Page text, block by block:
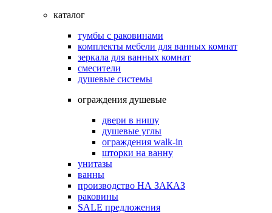
каталог
тумбы с раковинами
комплекты мебели для ванных комнат
зеркала для ванных комнат
смесители
душевые системы
ограждения душевые
двери в нишу
душевые углы
ограждения walk-in
шторки на ванну
унитазы
ванны
производство НА ЗАКАЗ
раковины
SALE предложения